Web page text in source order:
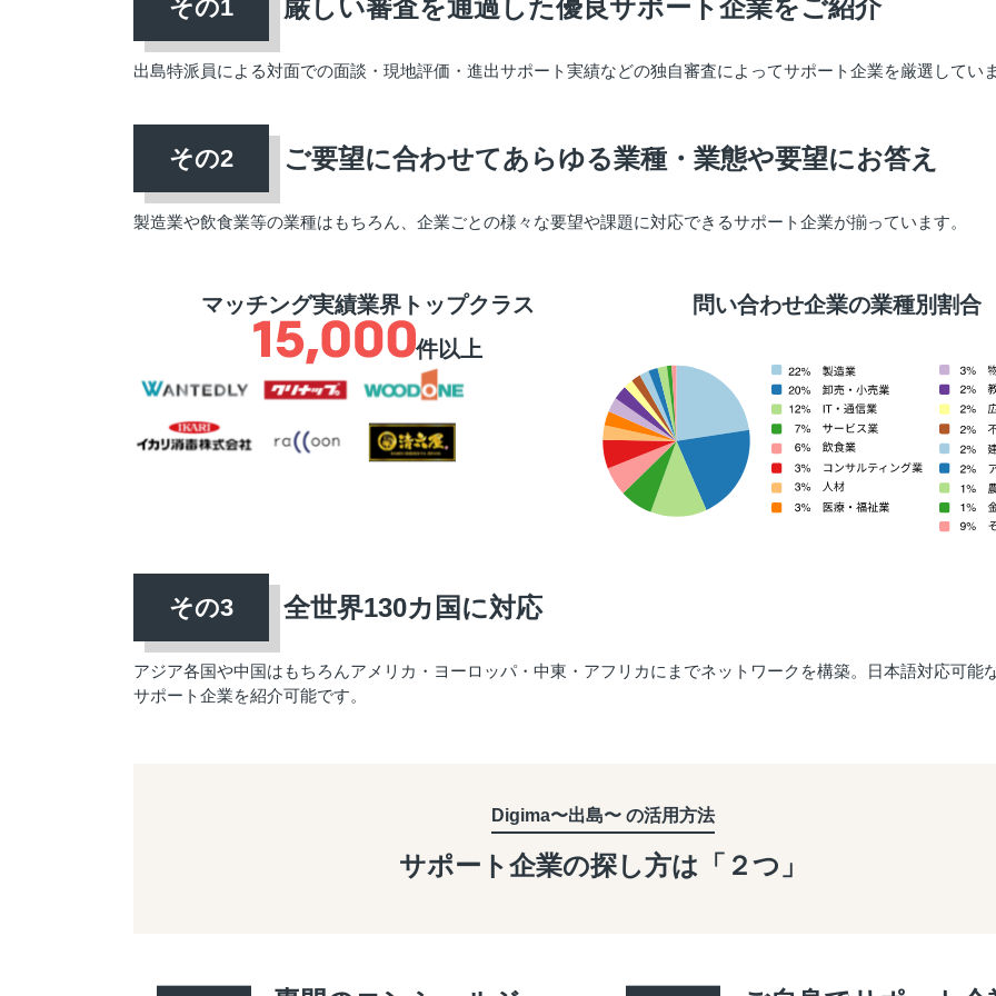
厳しい審査を通過した優良サポート企業をご紹介
出島特派員による対面での面談・現地評価・進出サポート実績などの独自審査によってサポート企業を厳選してい
ご要望に合わせてあらゆる業種・業態や要望にお答え
製造業や飲食業等の業種はもちろん、企業ごとの様々な要望や課題に対応できるサポート企業が揃っています。
マッチング実績業界トップクラス
件以上
問い合わせ企業の業種別割合
全世界130カ国に対応
アジア各国や中国はもちろんアメリカ・ヨーロッパ・中東・アフリカにまでネットワークを構築。日本語対応可能
サポート企業を紹介可能です。
Digima〜出島〜 の活用方法
サポート企業の探し方は「２つ」